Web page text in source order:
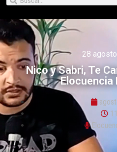
28
Nico y Sabri, Te
Elocuencia